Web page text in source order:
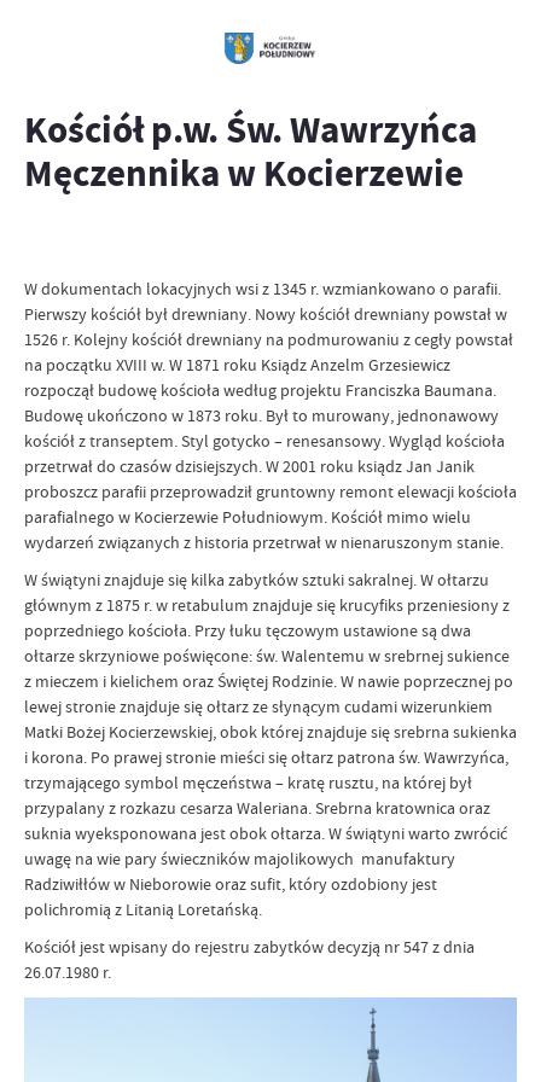
Kościół p.w. Św. Wawrzyńca
Męczennika w Kocierzewie
W dokumentach lokacyjnych wsi z 1345 r. wzmiankowano o parafii.
Pierwszy kościół był drewniany. Nowy kościół drewniany powstał w
1526 r. Kolejny kościół drewniany na podmurowaniu z cegły powstał
na początku XVIII w. W 1871 roku Ksiądz Anzelm Grzesiewicz
rozpoczął budowę kościoła według projektu Franciszka Baumana.
Budowę ukończono w 1873 roku. Był to murowany, jednonawowy
kościół z transeptem. Styl gotycko – renesansowy. Wygląd kościoła
przetrwał do czasów dzisiejszych. W 2001 roku ksiądz Jan Janik
proboszcz parafii przeprowadził gruntowny remont elewacji kościoła
parafialnego w Kocierzewie Południowym. Kościół mimo wielu
wydarzeń związanych z historia przetrwał w nienaruszonym stanie.
W świątyni znajduje się kilka zabytków sztuki sakralnej. W ołtarzu
głównym z 1875 r. w retabulum znajduje się krucyfiks przeniesiony z
poprzedniego kościoła. Przy łuku tęczowym ustawione są dwa
ołtarze skrzyniowe poświęcone: św. Walentemu w srebrnej sukience
z mieczem i kielichem oraz Świętej Rodzinie. W nawie poprzecznej po
lewej stronie znajduje się ołtarz ze słynącym cudami wizerunkiem
Matki Bożej Kocierzewskiej, obok której znajduje się srebrna sukienka
i korona. Po prawej stronie mieści się ołtarz patrona św. Wawrzyńca,
trzymającego symbol męczeństwa – kratę rusztu, na której był
przypalany z rozkazu cesarza Waleriana. Srebrna kratownica oraz
suknia wyeksponowana jest obok ołtarza. W świątyni warto zwrócić
uwagę na wie pary świeczników majolikowych manufaktury
Radziwiłłów w Nieborowie oraz sufit, który ozdobiony jest
polichromią z Litanią Loretańską.
Kościół jest wpisany do rejestru zabytków decyzją nr 547 z dnia
26.07.1980 r.